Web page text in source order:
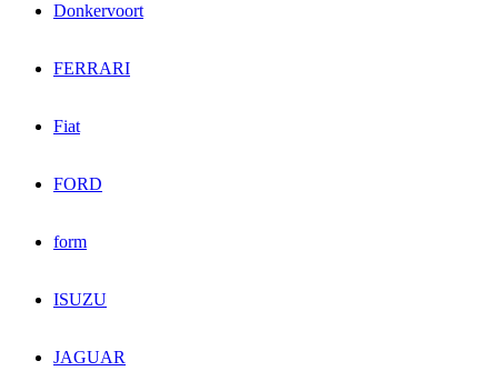
Donkervoort
FERRARI
Fiat
FORD
form
ISUZU
JAGUAR